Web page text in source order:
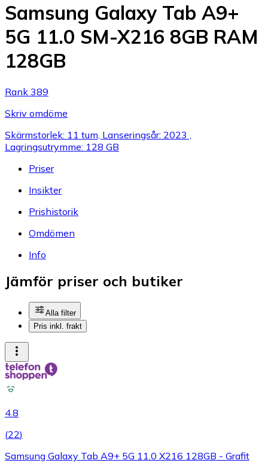
Samsung Galaxy Tab A9+
5G 11.0 SM-X216 8GB RAM
128GB
Rank 389
Skriv omdöme
Skärmstorlek: 11 tum, Lanseringsår: 2023 ,
Lagringsutrymme: 128 GB
Priser
Insikter
Prishistorik
Omdömen
Info
Jämför priser och butiker
Alla filter
Pris inkl. frakt
4.8
(22)
Samsung Galaxy Tab A9+ 5G 11.0 X216 128GB - Grafit